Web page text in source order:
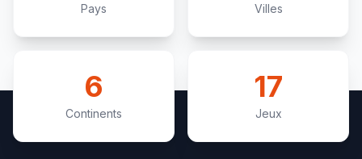
Pays Villes
6
Continents
17
Jeux